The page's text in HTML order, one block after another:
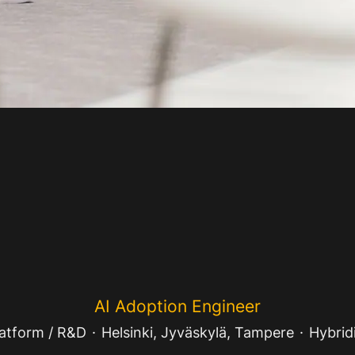
AI Adoption Engineer
/ R&D · Helsinki, Jyväskylä, Tampere ·